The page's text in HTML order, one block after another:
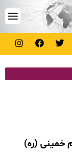
خمینی (ره)